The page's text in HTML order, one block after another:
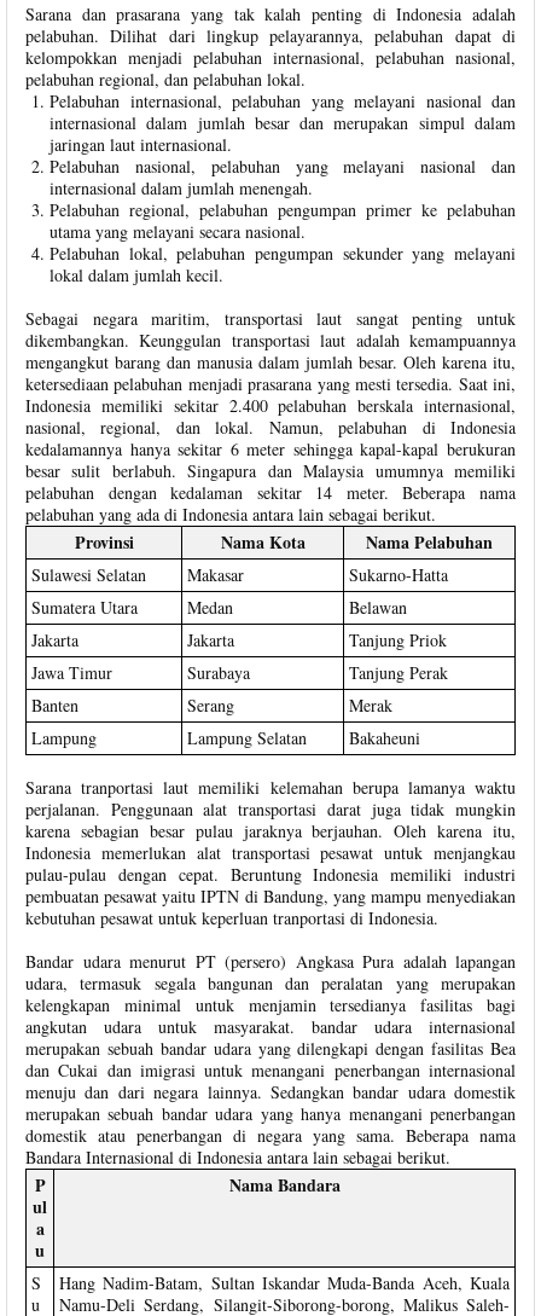
Sarana dan prasarana yang tak kalah penting di Indonesia adalah
pelabuhan. Dilihat dari lingkup pelayarannya, pelabuhan dapat di
kelompokkan menjadi pelabuhan internasional, pelabuhan nasional,
pelabuhan regional, dan pelabuhan lokal.
Pelabuhan internasional, pelabuhan yang melayani nasional dan
internasional dalam jumlah besar dan merupakan simpul dalam
jaringan laut internasional.
Pelabuhan nasional, pelabuhan yang melayani nasional dan
internasional dalam jumlah menengah.
Pelabuhan regional, pelabuhan pengumpan primer ke pelabuhan
utama yang melayani secara nasional.
Pelabuhan lokal, pelabuhan pengumpan sekunder yang melayani
lokal dalam jumlah kecil.
Sebagai negara maritim, transportasi laut sangat penting untuk
dikembangkan. Keunggulan transportasi laut adalah kemampuannya
mengangkut barang dan manusia dalam jumlah besar. Oleh karena itu,
ketersediaan pelabuhan menjadi prasarana yang mesti tersedia. Saat ini,
Indonesia memiliki sekitar 2.400 pelabuhan berskala internasional,
nasional, regional, dan lokal. Namun, pelabuhan di Indonesia
kedalamannya hanya sekitar 6 meter sehingga kapal-kapal berukuran
besar sulit berlabuh. Singapura dan Malaysia umumnya memiliki
pelabuhan dengan kedalaman sekitar 14 meter. Beberapa nama
pelabuhan yang ada di Indonesia antara lain sebagai berikut.
Provinsi Nama Kota Nama Pelabuhan
Sulawesi Selatan Makasar
Sukarno-Hatta
Sumatera Utara
Medan
Belawan
Jakarta
Jakarta
Tanjung Priok
Jawa Timur
Surabaya
Tanjung Perak
Banten
Serang
Merak
Lampung
Lampung Selatan Bakaheuni
Sarana tranportasi laut memiliki kelemahan berupa lamanya waktu
perjalanan. Penggunaan alat transportasi darat juga tidak mungkin
karena sebagian besar pulau jaraknya berjauhan. Oleh karena itu,
Indonesia memerlukan alat transportasi pesawat untuk menjangkau
pulau-pulau dengan cepat. Beruntung Indonesia memiliki industri
pembuatan pesawat yaitu IPTN di Bandung, yang mampu menyediakan
kebutuhan pesawat untuk keperluan tranportasi di Indonesia.
Bandar udara menurut PT (persero) Angkasa Pura adalah lapangan
udara, termasuk segala bangunan dan peralatan yang merupakan
kelengkapan minimal untuk menjamin tersedianya fasilitas bagi
angkutan udara untuk masyarakat. bandar udara internasional
merupakan sebuah bandar udara yang dilengkapi dengan fasilitas Bea
dan Cukai dan imigrasi untuk menangani penerbangan internasional
menuju dan dari negara lainnya. Sedangkan bandar udara domestik
merupakan sebuah bandar udara yang hanya menangani penerbangan
domestik atau penerbangan di negara yang sama. Beberapa nama
Bandara Internasional di Indonesia antara lain sebagai berikut.
P
ul
a
u
Nama Bandara
S
u
Hang Nadim-Batam, Sultan Iskandar Muda-Banda Aceh, Kuala
Namu-Deli Serdang, Silangit-Siborong-borong, Malikus Saleh-